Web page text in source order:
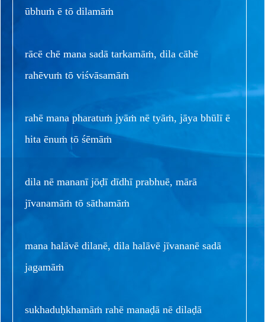
ūbhuṁ ē tō dilamāṁ
rācē chē mana sadā tarkamāṁ, dila cāhē
rahēvuṁ tō viśvāsamāṁ
rahē mana pharatuṁ jyāṁ nē tyāṁ, jāya bhūlī ē
hita ēnuṁ tō śēmāṁ
dila nē mananī jōḍī dīdhī prabhuē, mārā
jīvanamāṁ tō sāthamāṁ
mana halāvē dilanē, dila halāvē jīvananē sadā
jagamāṁ
sukhaduḥkhamāṁ rahē manaḍā nē dilaḍā